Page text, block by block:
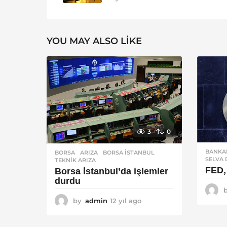
YOU MAY ALSO LIKE
3 0
BORSA ARIZA ,BORSA ISTANBUL
TEKNIK ARIZA
Borsa İstanbul’da işlemler
durdu
by admin 12 yıl ago
SELVA